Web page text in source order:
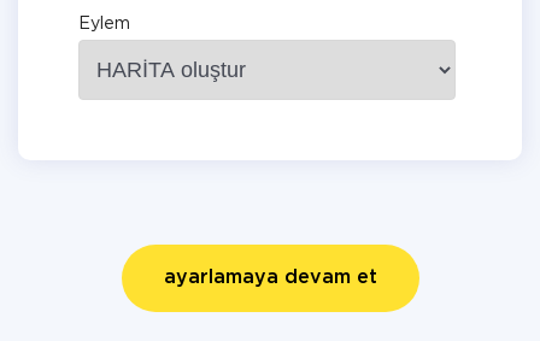
Eylem
ayarlamaya devam et